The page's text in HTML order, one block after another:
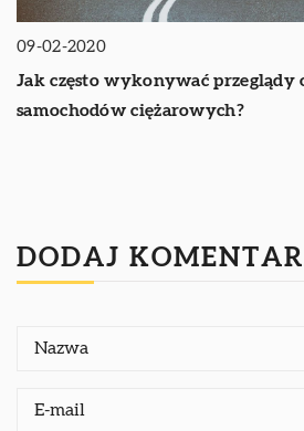
09-02-2020
Jak często wykonywać przeglądy
samochodów ciężarowych?
DODAJ